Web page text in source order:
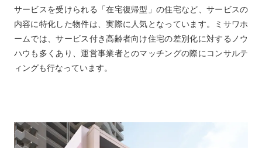
サービスを受けられる「在宅復帰型」の住宅など、サービスの
内容に特化した物件は、実際に人気となっています。ミサワホ
ームでは、サービス付き高齢者向け住宅の差別化に対するノウ
ハウも多くあり、運営事業者とのマッチングの際にコンサルテ
ィングも行なっています。